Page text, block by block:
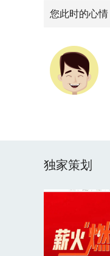
您此时的心情
独家策划